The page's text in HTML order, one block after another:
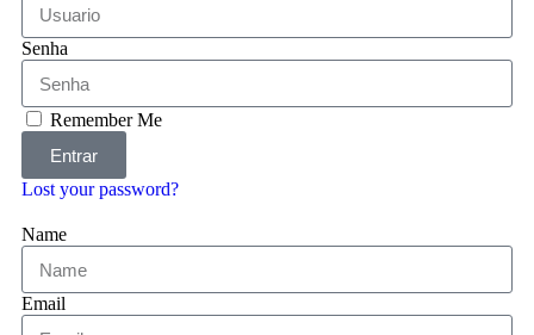
Senha
Remember Me
Entrar
Lost your password?
Name
Email